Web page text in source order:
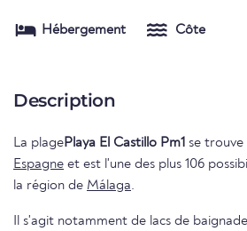
Hébergement Côte
Description
La plage Playa El Castillo Pm1 se trouve
Espagne et est l'une des plus 106
la région de Málaga.
Il s'agit notamment de lacs de